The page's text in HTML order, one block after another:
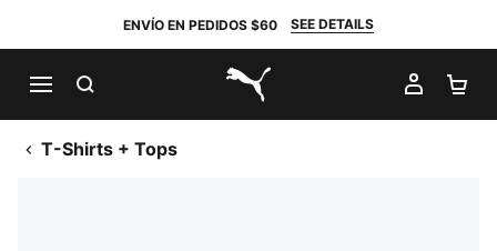
ENVÍO EN PEDIDOS $60 SEE DETAILS
PUMA.com
MI
T-Shirts + Tops